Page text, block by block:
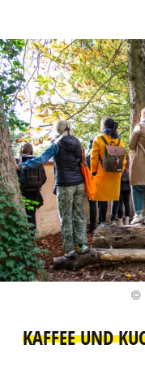
©
KAFFEE UND